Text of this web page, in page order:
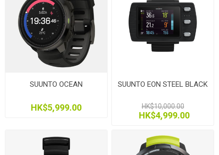
SUUNTO OCEAN
HK$5,999.00
SUUNTO EON STEEL BLACK
HK$10,000.00
HK$4,999.00